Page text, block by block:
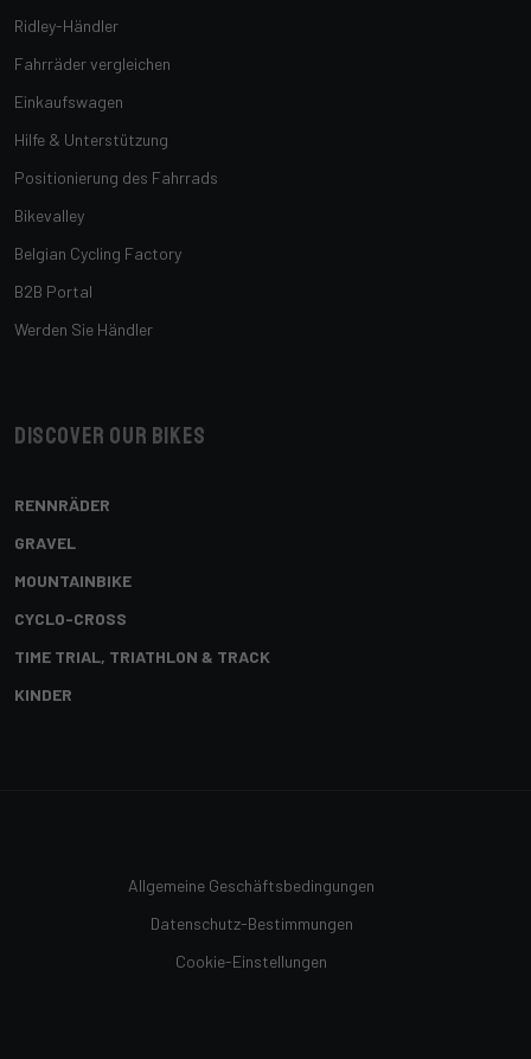
Ridley-Händler
Fahrräder vergleichen
Einkaufswagen
Hilfe & Unterstützung
Positionierung des Fahrrads
Bikevalley
Belgian Cycling Factory
B2B Portal
Werden Sie Händler
Discover our bikes
RENNRÄDER
GRAVEL
MOUNTAINBIKE
CYCLO-CROSS
TIME TRIAL, TRIATHLON & TRACK
KINDER
Allgemeine Geschäftsbedingungen
Datenschutz-Bestimmungen
Cookie-Einstellungen